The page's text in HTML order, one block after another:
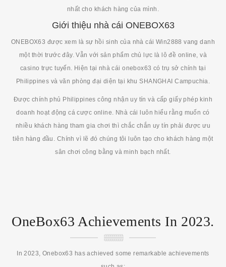
nhất cho khách hàng của mình.
Giới thiệu nhà cái ONEBOX63
ONEBOX63 được xem là sự hồi sinh của nhà cái Win2888 vang danh
một thời trước đây. Vẫn với sản phẩm chủ lực là lô đề online, và
casino trực tuyến. Hiện tại nhà cái onebox63 có trụ sở chính tại
Philippines và văn phòng đại diện tại khu SHANGHAI Campuchia.
Được chính phủ Philippines công nhận uy tín và cấp giấy phép kinh
doanh hoạt động cá cược online. Nhà cái luôn hiểu rằng muốn có
nhiều khách hàng tham gia chơi thì chắc chắn uy tín phải được ưu
tiên hàng đầu. Chính vì lẽ đó chúng tôi luôn tạo cho khách hàng một
sân chơi công bằng và minh bạch nhất.
OneBox63 Achievements In 2023.
In 2023, Onebox63 has achieved some remarkable achievements